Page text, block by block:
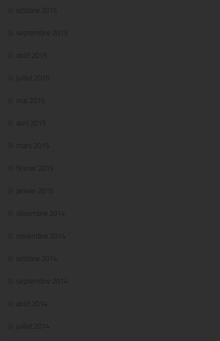
octobre 2015
septembre 2015
août 2015
juillet 2015
mai 2015
avril 2015
mars 2015
février 2015
janvier 2015
décembre 2014
novembre 2014
octobre 2014
septembre 2014
août 2014
juillet 2014